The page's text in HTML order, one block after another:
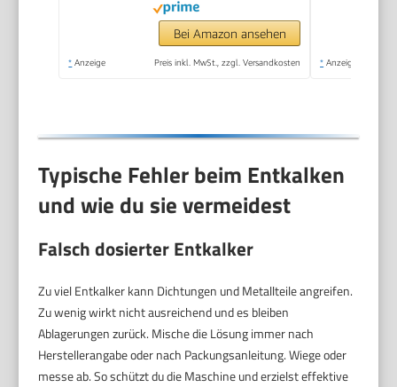
Espresso und
Cappuccino, ESE Pad
geeignet, 15cm breit,
Bei Amazon ansehen
* Anzeige Preis inkl. MwSt., zzgl. Versandkosten * Anzeige
Typische Fehler beim Entkalken
und wie du sie vermeidest
Falsch dosierter Entkalker
Zu viel Entkalker kann Dichtungen und Metallteile angreifen.
Zu wenig wirkt nicht ausreichend und es bleiben
Ablagerungen zurück. Mische die Lösung immer nach
Herstellerangabe oder nach Packungsanleitung. Wiege oder
messe ab. So schützt du die Maschine und erzielst effektive